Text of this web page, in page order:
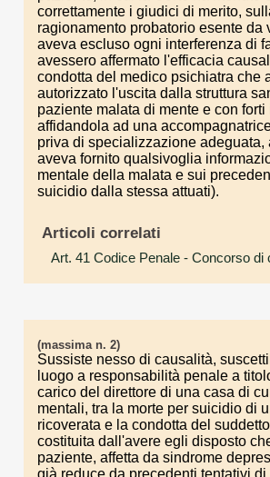
correttamente i giudici di merito,
ragionamento probatorio esente da
aveva escluso ogni interferenza di
avessero affermato l'efficacia
condotta del medico psichiatra che
autorizzato l'uscita dalla struttura
paziente malata di mente e con
affidandola ad una
priva di specializzazione adeguata,
aveva fornito qualsivoglia
mentale della malata e sui
suicidio dalla stessa attuati).
Articoli correlati
Art. 41 Codice Penale - Concorso di
(massima n. 2)
Sussiste nesso di causalità,
luogo a responsabilità penale a
carico del direttore di una casa di
mentali, tra la morte per suicidio di
ricoverata e la condotta del
costituita dall'avere egli disposto
paziente, affetta da sindrome
già reduce da precedenti tentativi